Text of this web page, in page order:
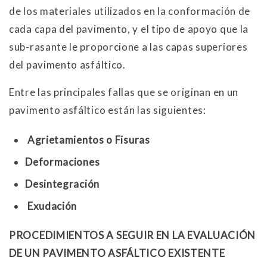
de los materiales utilizados en la conformación de
cada capa del pavimento, y el tipo de apoyo que la
sub-rasante le proporcione a las capas superiores
del pavimento asfáltico.
Entre las principales fallas que se originan en un
pavimento asfáltico están las siguientes:
Agrietamientos o Fisuras
Deformaciones
Desintegración
Exudación
PROCEDIMIENTOS A SEGUIR EN LA EVALUACIÓN
DE UN PAVIMENTO ASFÁLTICO EXISTENTE